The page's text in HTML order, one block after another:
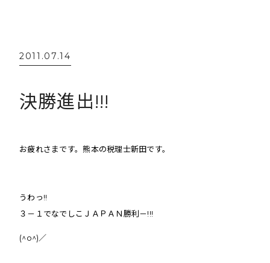
2011.07.14
決勝進出!!!
お疲れさまです。熊本の税理士新田です。
うわっ!!
３－１でなでしこＪＡＰＡＮ勝利－!!!
(^o^)／